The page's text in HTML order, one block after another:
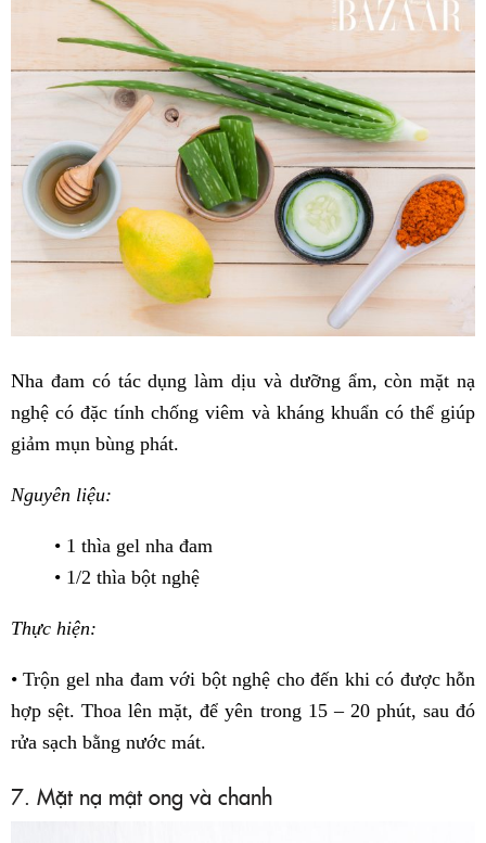
Nha đam có tác dụng làm dịu và dưỡng ẩm, còn mặt nạ
nghệ có đặc tính chống viêm và kháng khuẩn có thể giúp
giảm mụn bùng phát.
Nguyên liệu:
• 1 thìa gel nha đam
• 1/2 thìa bột nghệ
Thực hiện:
• Trộn gel nha đam với bột nghệ cho đến khi có được hỗn
hợp sệt. Thoa lên mặt, để yên trong 15 – 20 phút, sau đó
rửa sạch bằng nước mát.
7. Mặt nạ mật ong và chanh